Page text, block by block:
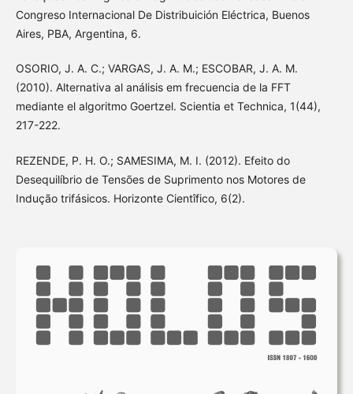
Congreso Internacional De Distribuición Eléctrica, Buenos
Aires, PBA, Argentina, 6.
OSORIO, J. A. C.; VARGAS, J. A. M.; ESCOBAR, J. A. M.
(2010). Alternativa al análisis em frecuencia de la FFT
mediante el algoritmo Goertzel. Scientia et Technica, 1(44),
217-222.
REZENDE, P. H. O.; SAMESIMA, M. I. (2012). Efeito do
Desequilíbrio de Tensões de Suprimento nos Motores de
Indução trifásicos. Horizonte Cientîfico, 6(2).